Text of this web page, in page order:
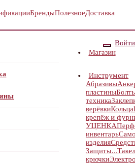
БрендыПолезноеДоставка
Войти
Магазин
Инструмент
Абразивы
пластины
техника
верёвкиКольца
крепёж и
УЦЕНКА
инвентарь
изделия
Защиты...
крючки